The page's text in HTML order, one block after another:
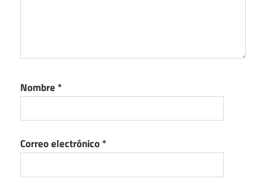
Nombre *
Correo electrónico*